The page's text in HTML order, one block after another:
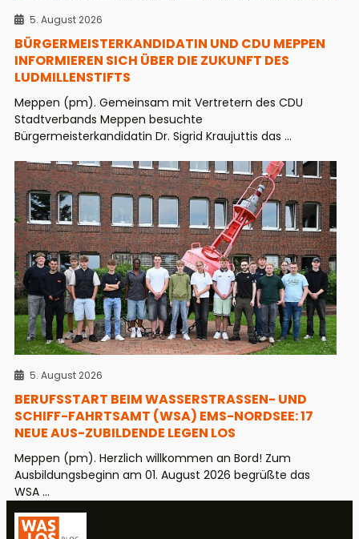
5. August 2026
BÜRGERMEISTERKANDIDATIN UND CDU MEPPEN
INFORMIEREN SICH ÜBER DIE ZUKUNFT DES
LUDMILLENSTIFTS
Meppen (pm). Gemeinsam mit Vertretern des CDU
Stadtverbands Meppen besuchte
Bürgermeisterkandidatin Dr. Sigrid Kraujuttis das ...
5. August 2026
BERUFSSTART BEIM WASSERSTRASSEN- UND S
CHIFF-FAHRTSAMT (WSA) EMS-NORDSEE: 17 N
EUE AUS-ZUBILDENDE LEGEN LOS
Meppen (pm). Herzlich willkommen an Bord! Zum
Ausbildungsbeginn am 01. August 2026 begrüßte das
WSA ...